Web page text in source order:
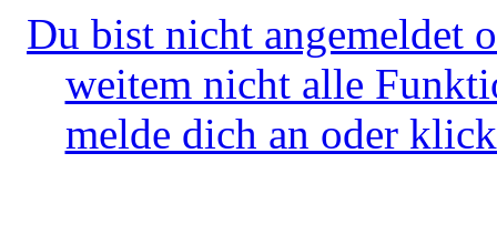
Du bist nicht angemeldet
weitem nicht alle
melde dich an oder